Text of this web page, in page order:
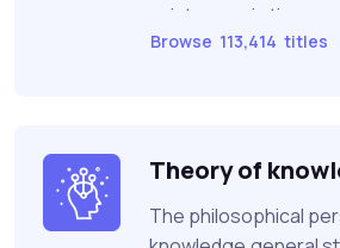
existences in time,
archeology and
Browse 113,414 titles
Theory of
The philosophical